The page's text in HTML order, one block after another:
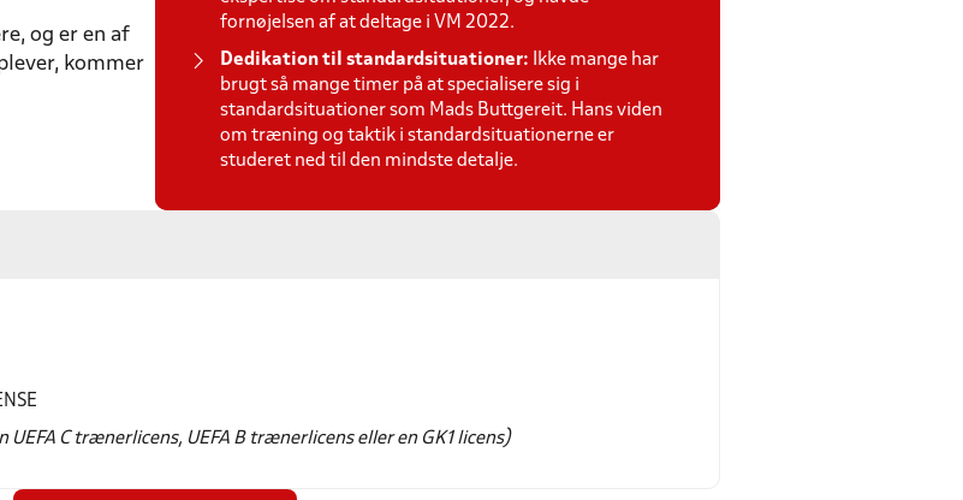
og er en af
kommer
fornøjelsen af at deltage i VM 2022.
Dedikation til standardsituationer: Ikke mange har
brugt så mange timer på at specialisere sig i
standardsituationer som Mads Buttgereit. Hans viden
om træning og taktik i standardsituationerne er
studeret ned til den mindste detalje.
UEFA C trænerlicens, UEFA B trænerlicens eller en GK1 licens)